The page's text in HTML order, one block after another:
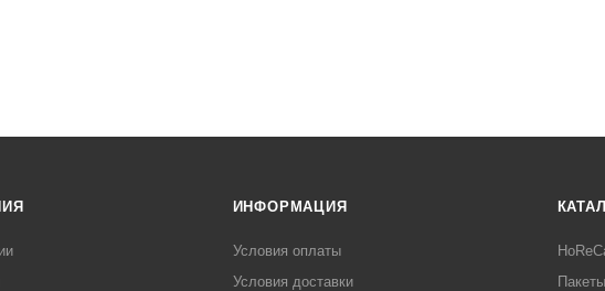
ИНФОРМАЦИЯ
Условия оплаты
Условия доставки
Пакеты